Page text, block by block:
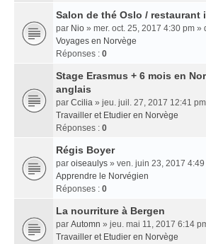
Salon de thé Oslo / restaurant
par Nio » mer. oct. 25, 2017 4:30 pm »
Voyages en Norvège
Réponses : 0
Stage Erasmus + 6 mois en
anglais
par Ccilia » jeu. juil. 27, 2017 12:41
Travailler et Etudier en Norvège
Réponses : 0
Régis Boyer
par oiseaulys » ven. juin 23, 2017
Apprendre le Norvégien
Réponses : 0
La nourriture à Bergen
par Automn » jeu. mai 11, 2017 6:14
Travailler et Etudier en Norvège